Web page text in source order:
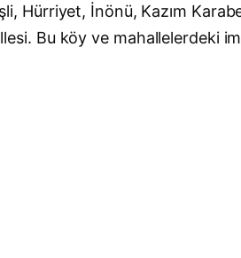
Hürriyet, İnönü, Kazım
Bu köy ve mahallelerdeki